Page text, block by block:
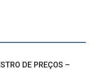
DE PREÇOS –